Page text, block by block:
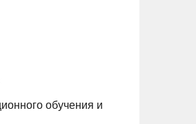
обучения и